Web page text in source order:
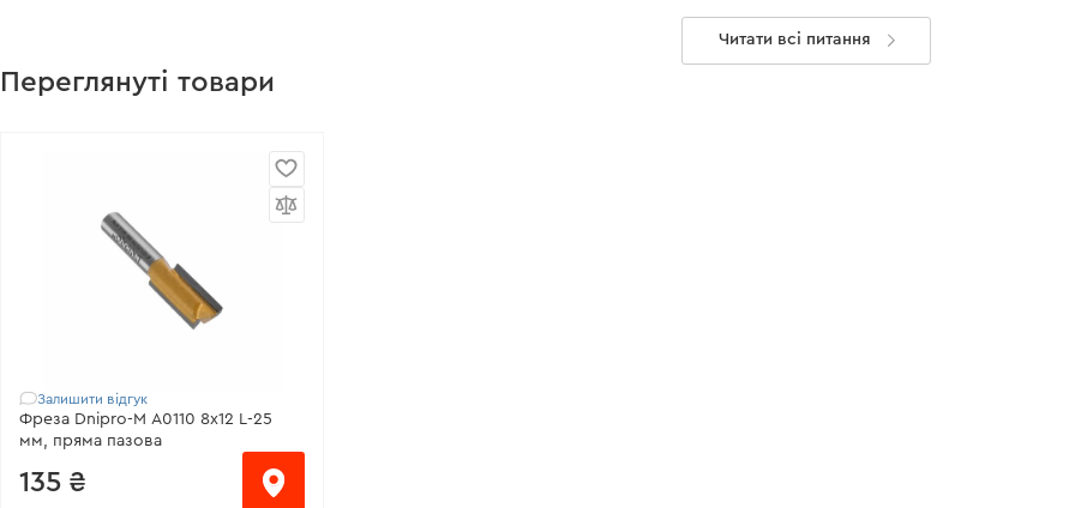
Читати всі питання
Переглянуті товари
Залишити відгук
Фреза Dnipro-M A0110 8х12 L-25
мм, пряма пазова
135 ₴